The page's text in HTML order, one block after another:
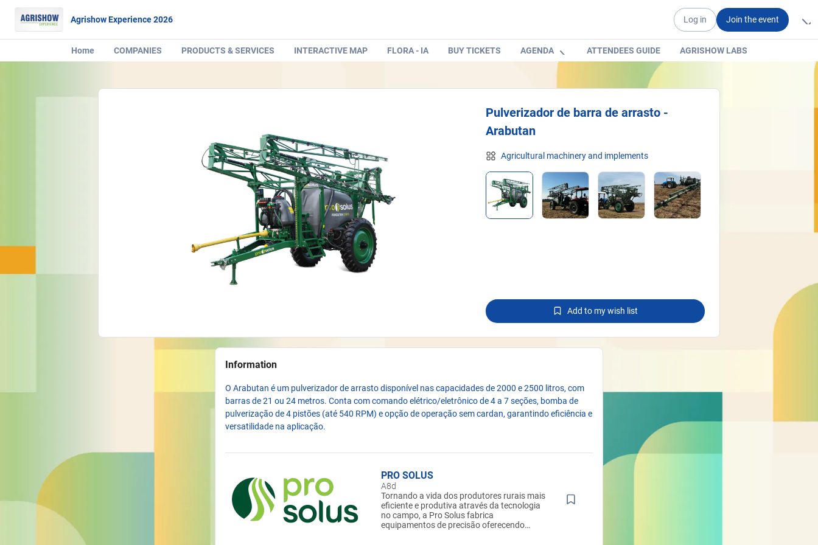
Agrishow Experience 2026 Log in Join the event
Home COMPANIES PRODUCTS & SERVICES INTERACTIVE MAP FLORA - IA BUY TICKETS AGENDA ATTENDEES GUIDE AGRISHOW LABS
Pulverizador de barra de arrasto -
Arabutan
Agricultural machinery and implements
Add to my wish list
Information
O Arabutan é um pulverizador de arrasto disponível nas capacidades de 2000 e 2500 litros, com
barras de 21 ou 24 metros. Conta com comando elétrico/eletrônico de 4 a 7 seções, bomba de
pulverização de 4 pistões (até 540 RPM) e opção de operação sem cardan, garantindo eficiência e
versatilidade na aplicação.
PRO SOLUS
A8d
Tornando a vida dos produtores rurais mais
eficiente e produtiva através da tecnologia
no campo, a Pro Solus fabrica
equipamentos de precisão oferecendo